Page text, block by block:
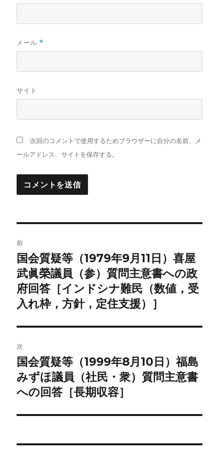
メール *
サイト
次回のコメントで使用するためブラウザーに自分の名前、メ
ールアドレス、サイトを保存する。
稿
ナ
ビ
シ
ョ
ン
前
前
の
投
稿:
国会質疑等（1979年9月11日）喜屋
武眞榮議員（参）質問主意書への政
府回答［インドシナ難民（数値，受
入れ枠，方針，定住支援）］
次
次
の
投
国会質疑等（1999年8月10日）福島
みずほ議員（社民・衆）質問主意書
への回答［長期収容］